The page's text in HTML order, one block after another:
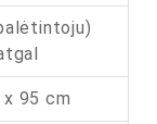
95 cm